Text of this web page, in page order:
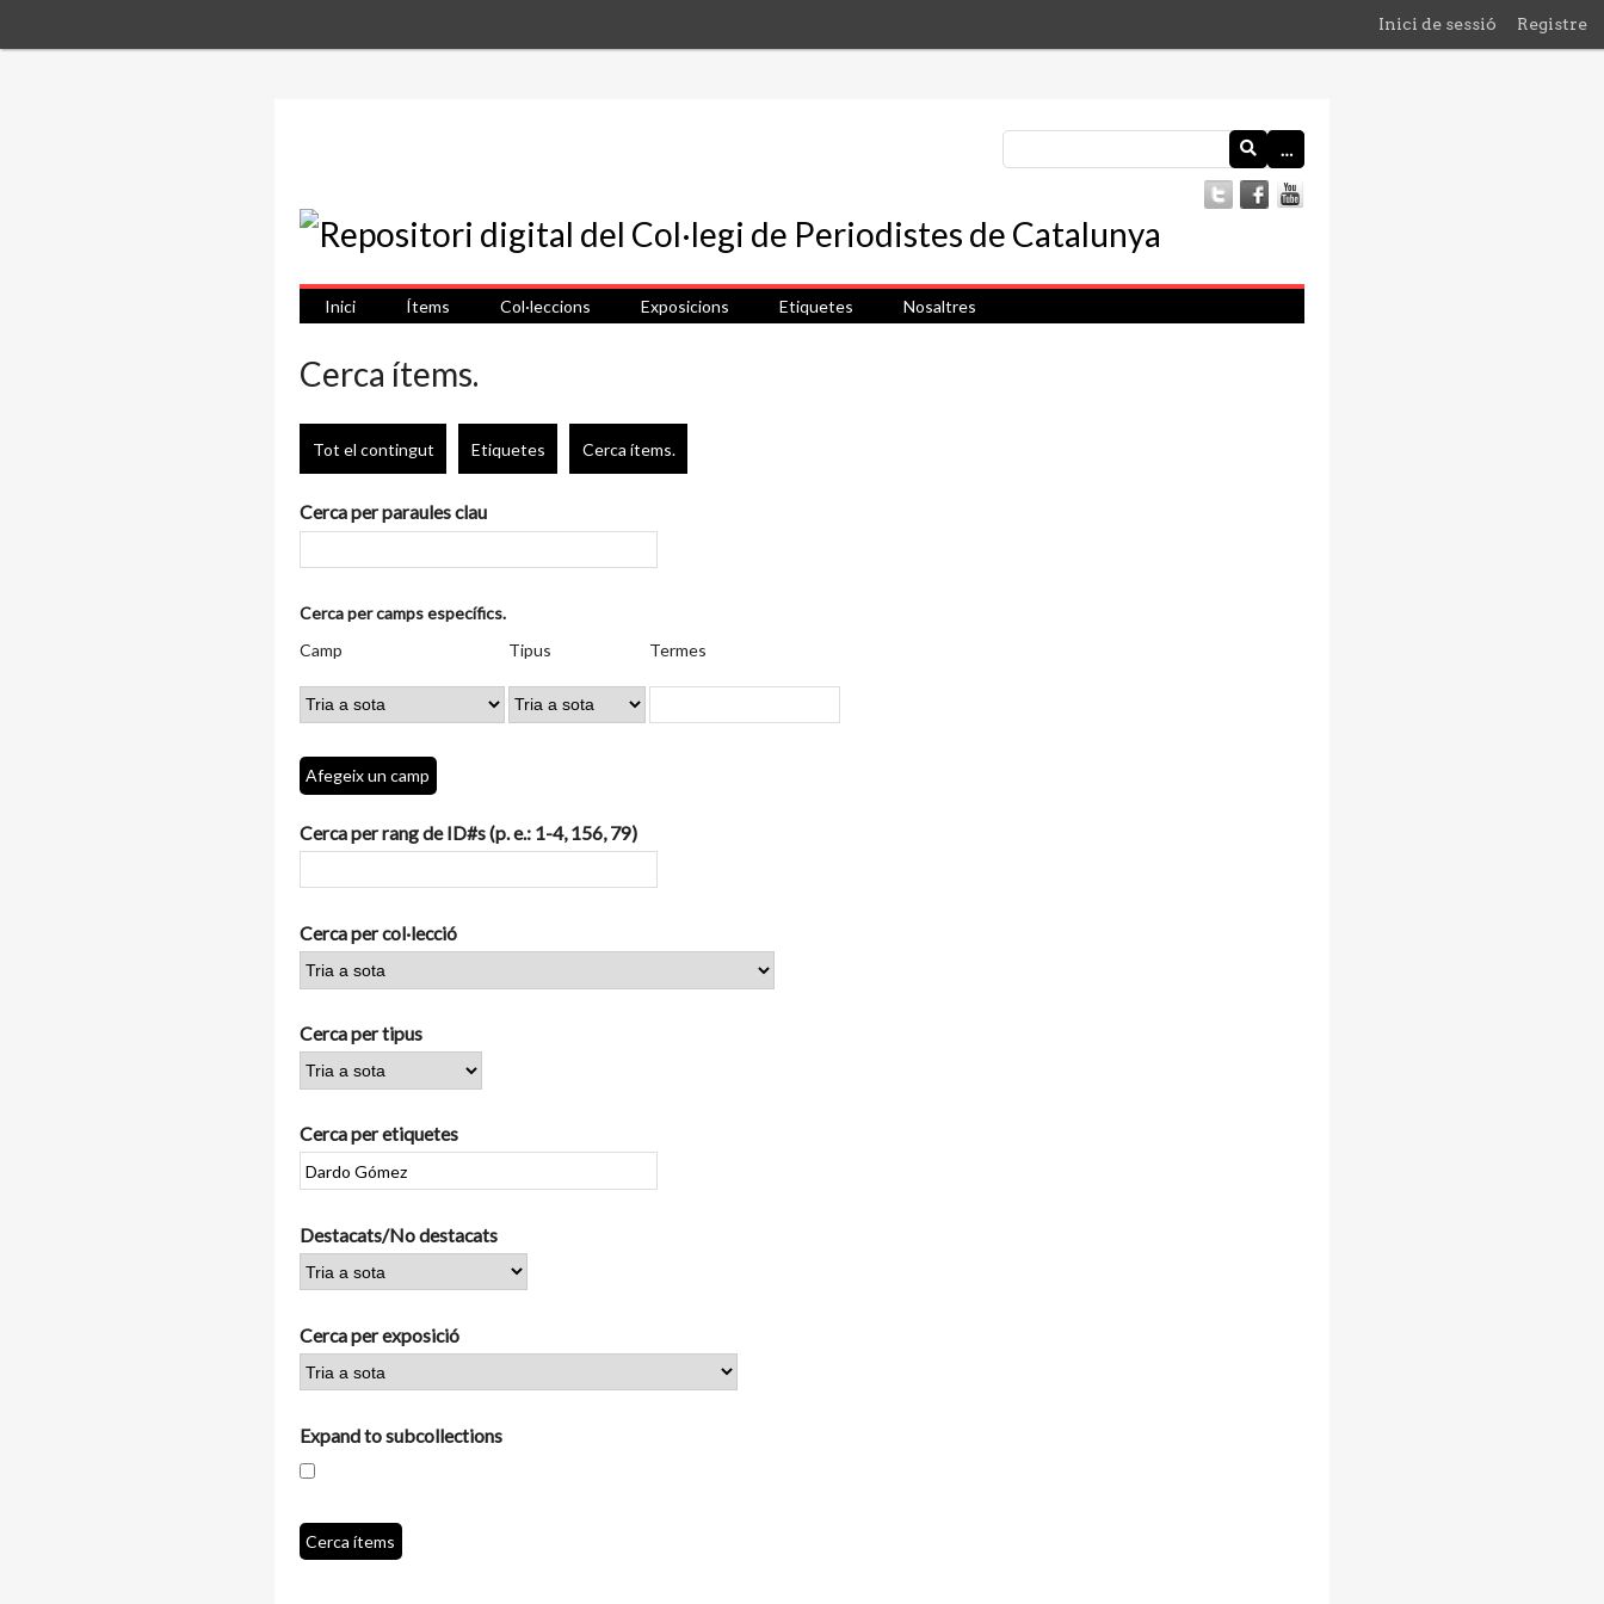
Inici de sessió Registre
…
Inici Ítems Col·leccions Exposicions Etiquetes Nosaltres
Cerca ítems.
Tot el contingut Etiquetes Cerca ítems.
Cerca per paraules clau
Nombre
files
a
"Cerca
camps
específics.":
Cerca per camps específics.
de
cerca
de
cerca
de
cerca
Joiner
Camp Tipus Termes
Afegeix un camp
Cerca per rang de ID#s (p. e.: 1-4, 156, 79)
Cerca per col·lecció
Cerca per tipus
Cerca per etiquetes
Destacats/No destacats
Cerca per exposició
Expand to subcollections